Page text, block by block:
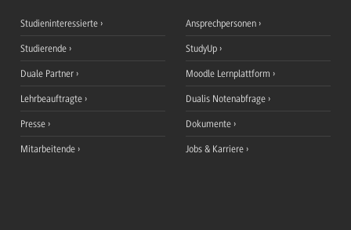
Studieninteressierte
Studierende
Duale Partner
Lehrbeauftragte
Presse
Mitarbeitende
Ansprechpersonen
StudyUp
Moodle Lernplattform
Dualis Notenabfrage
Dokumente
Jobs & Karriere